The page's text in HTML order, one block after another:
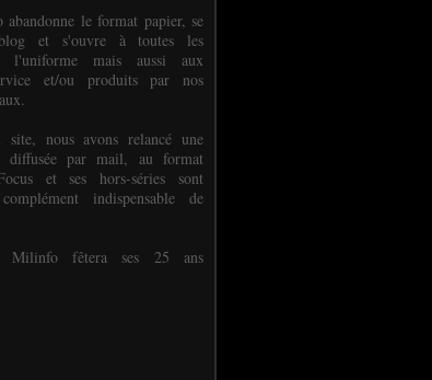
le format papier, se
et s'ouvre à toutes les
l'uniforme mais aussi aux
et/ou produits par nos
site, nous avons relancé une
diffusée par mail, au format
et ses hors-séries sont
indispensable de
Milinfo fêtera ses 25 ans